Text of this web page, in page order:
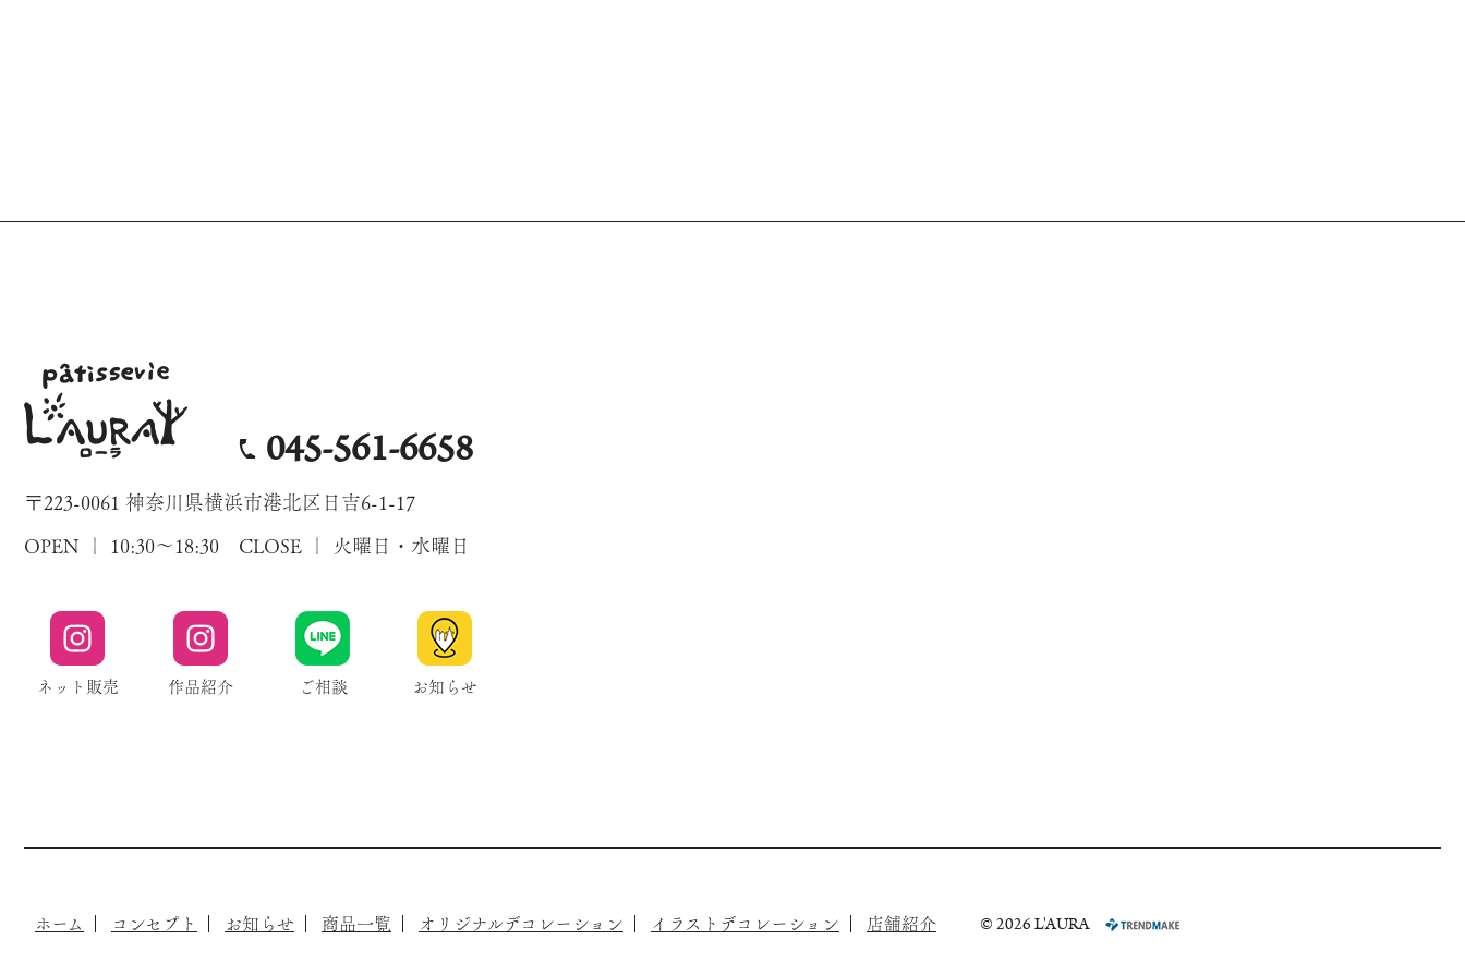
045-561-6658
〒223-0061 神奈川県横浜市港北区日吉6-1-17
OPEN ｜ 10:30～18:30 CLOSE ｜ 火曜日・水曜日
ネット販売 作品紹介 ご相談 お知らせ
ホーム コンセプト お知らせ 商品一覧 オリジナルデコレーション イラストデコレーション 店舗紹介 © 2026 L'AURA